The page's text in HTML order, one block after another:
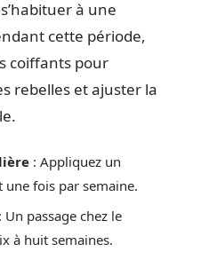
à une
cette période,
coiffants pour
rebelles et ajuster la
: Appliquez un
fois par semaine.
: Un passage chez le
à huit semaines.